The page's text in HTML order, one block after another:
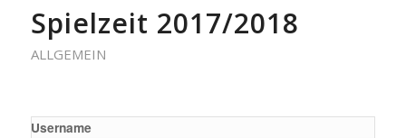
Spielzeit 2017/2018
ALLGEMEIN
Username